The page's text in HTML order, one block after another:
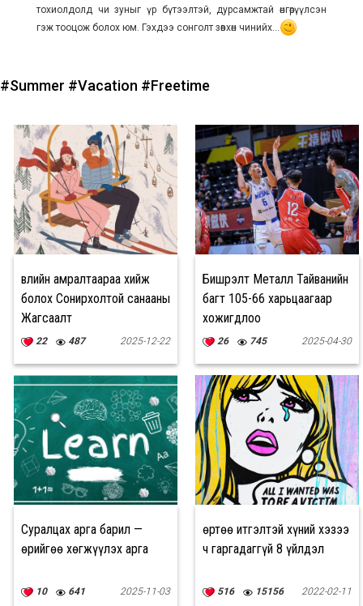
тохиолдолд чи зуныг үр бүтээлтэй, дурсамжтай өнгөрүүлсэн
гэж тооцож болох юм. Гэхдээ сонголт зөвхөн чинийх...
#Summer #Vacation #Freetime
Өвлийн амралтаараа хийж
болох Сонирхолтой санааны
Жагсаалт
22 487 2025-12-22
Бишрэлт Металл Тайванийн
багт 105-66 харьцаагаар
хожигдлоо
26 745 2025-04-30
Суралцах арга барил —
Өөрийгөө хөгжүүлэх арга
10 641 2025-11-03
Өөртөө итгэлтэй хүний хэзээ
ч гаргадаггүй 8 үйлдэл
516 15156 2022-02-11